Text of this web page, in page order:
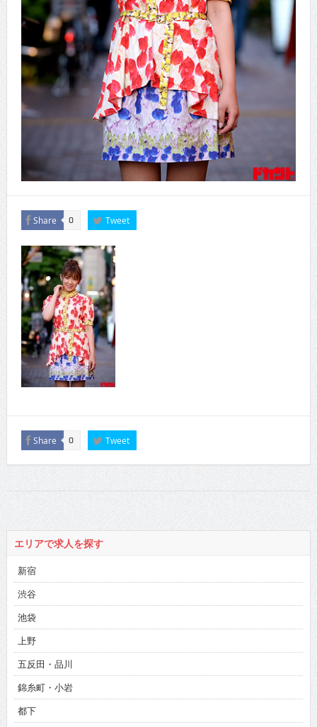
Share 0 Tweet
Share 0 Tweet
エリアで求人を探す
新宿
渋谷
池袋
上野
五反田・品川
錦糸町・小岩
都下